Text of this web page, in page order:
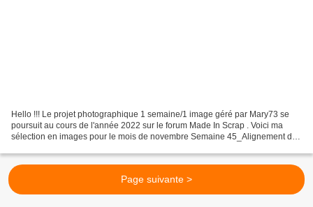
Hello !!! Le projet photographique 1 semaine/1 image géré par Mary73 se
poursuit au cours de l'année 2022 sur le forum Made In Scrap . Voici ma
sélection en images pour le mois de novembre Semaine 45_Alignement des
Page suivante >